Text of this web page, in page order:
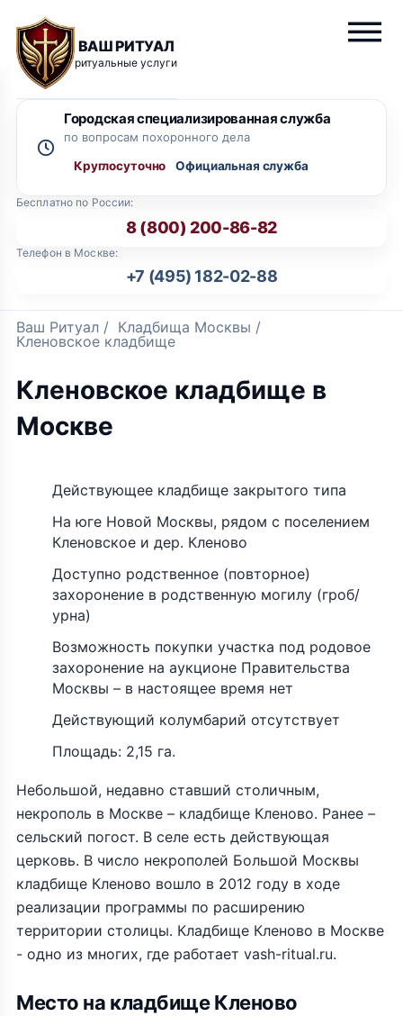
ВАШ РИТУАЛ
ритуальные услуги
Бесплатно по России:
8 (800) 200-86-82
Телефон в Москве:
+7 (495) 182-02-88
Городская специализированная служба
по вопросам похоронного дела
Круглосуточно
Ваш Ритуал / Кладбища Москвы /
Кленовское кладбище
Кленовское кладбище в
Москве
Действующее кладбище закрытого типа
На юге Новой Москвы, рядом с поселением
Кленовское и дер. Кленово
Доступно родственное (повторное)
захоронение в родственную могилу (гроб/
урна)
Возможность покупки участка под родовое
захоронение на аукционе Правительства
Москвы – в настоящее время нет
Действующий колумбарий отсутствует
Площадь: 2,15 га.
Небольшой, недавно ставший столичным,
некрополь в Москве – кладбище Кленово. Ранее –
сельский погост. В селе есть действующая
церковь. В число некрополей Большой Москвы
кладбище Кленово вошло в 2012 году в ходе
реализации программы по расширению
территории столицы. Кладбище Кленово в Москве
- одно из многих, где работает vash-ritual.ru.
Место на кладбище Кленово